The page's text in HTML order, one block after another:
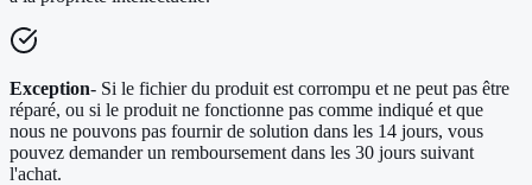
Exception- Si le fichier du produit est corrompu et ne peut pas être
réparé, ou si le produit ne fonctionne pas comme indiqué et que
nous ne pouvons pas fournir de solution dans les 14 jours, vous
pouvez demander un remboursement dans les 30 jours suivant
l'achat.